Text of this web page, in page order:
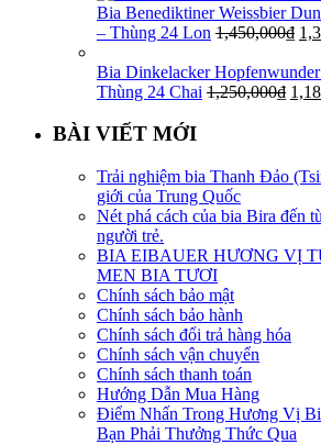
Bia Benediktiner Weissbier
– Thùng 24 Lon 1,450,000₫
Bia Dinkelacker
Thùng 24 Chai 1,250,000₫
BÀI VIẾT MỚI
Trải nghiệm bia Thanh Đảo
giới của Trung Quốc
Nét phá cách của bia Bira đến
người trẻ.
BIA EIBAUER HƯƠNG VỊ
MEN BIA TƯƠI
Chính sách bảo mật
Chính sách bảo hành
Chính sách đổi trả hàng hóa
Chính sách vận chuyển
Chính sách thanh toán
Hướng Dẫn Mua Hàng
Điểm Nhấn Trong Hương Vị
Bạn Phải Thưởng Thức Qua